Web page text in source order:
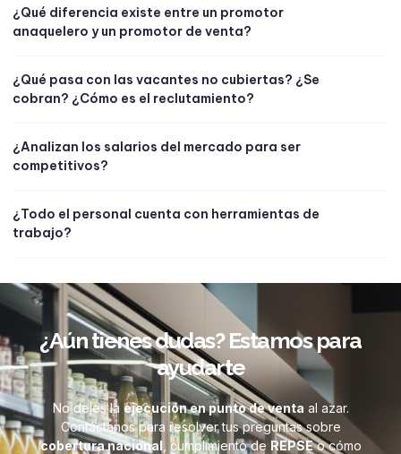
¿Qué diferencia existe entre un promotor
anaquelero y un promotor de venta?
¿Qué pasa con las vacantes no cubiertas? ¿Se
cobran? ¿Cómo es el reclutamiento?
¿Analizan los salarios del mercado para ser
competitivos?
¿Todo el personal cuenta con herramientas de
trabajo?
¿Aún tienes dudas? Estamos para
ayudarte
No dejes la ejecución en punto de venta al azar.
Contáctanos para resolver tus preguntas sobre
cobertura nacional , cumplimiento de REPSEo cómo